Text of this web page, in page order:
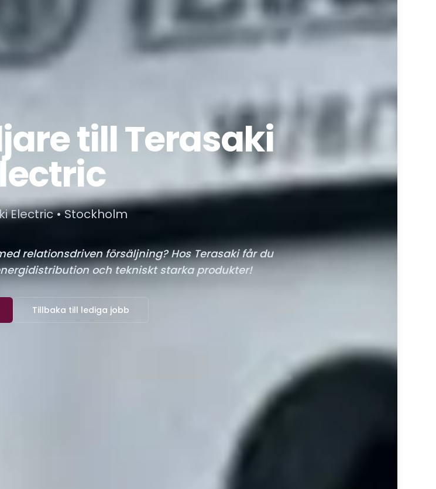
till Terasaki
Electric • Stockholm
relationsdriven försäljning? Hos Terasaki får du
och tekniskt starka produkter!
Tillbaka till lediga jobb